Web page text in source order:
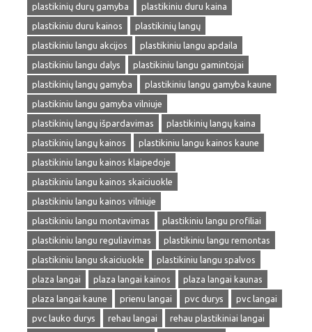
plastikinių durų gamyba
plastikiniu duru kaina
plastikiniu duru kainos
plastikinių langų
plastikiniu langu akcijos
plastikiniu langu apdaila
plastikiniu langu dalys
plastikiniu langu gamintojai
plastikinių langų gamyba
plastikiniu langu gamyba kaune
plastikiniu langu gamyba vilniuje
plastikinių langų išpardavimas
plastikinių langų kaina
plastikinių langų kainos
plastikiniu langu kainos kaune
plastikiniu langu kainos klaipedoje
plastikiniu langu kainos skaiciuokle
plastikiniu langu kainos vilniuje
plastikiniu langu montavimas
plastikiniu langu profiliai
plastikiniu langu reguliavimas
plastikiniu langu remontas
plastikiniu langu skaiciuokle
plastikiniu langu spalvos
plaza langai
plaza langai kainos
plaza langai kaunas
plaza langai kaune
prienu langai pvc durys
pvc langai
pvc lauko durys
rehau langai
rehau plastikiniai langai